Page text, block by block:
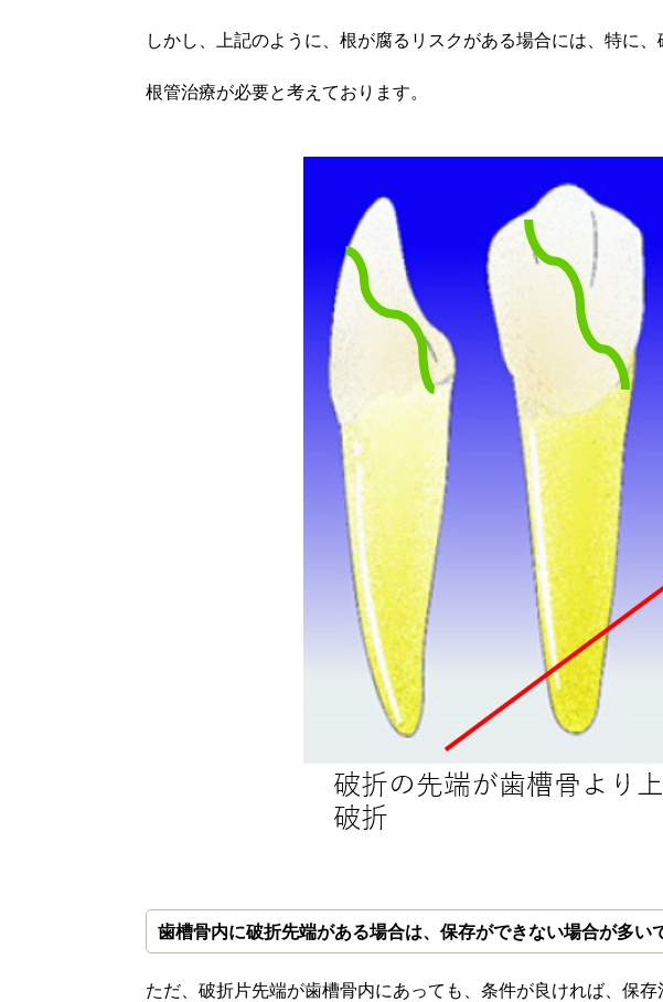
しかし、上記のように、根が腐るリスクがある場合には、特に
根管治療が必要と考えております。
歯槽骨内に破折先端がある場合は、 保存ができない場合が多い
ただ、破折片先端が歯槽骨内にあっても、条件が良ければ、保存